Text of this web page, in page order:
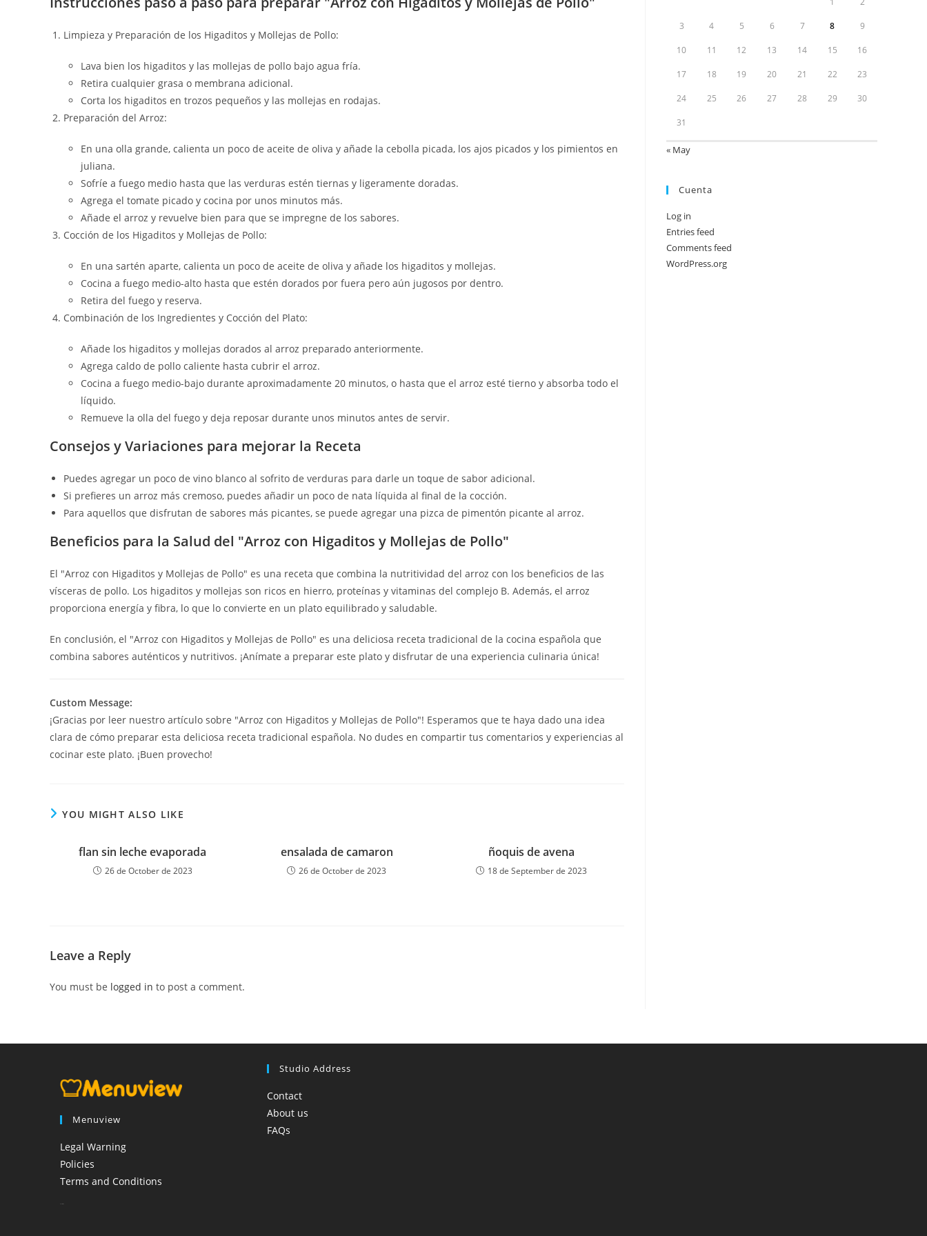
Limpieza y Preparación de los Higaditos y Mollejas de Pollo:
Lava bien los higaditos y las mollejas de pollo bajo agua fría.
Retira cualquier grasa o membrana adicional.
Corta los higaditos en trozos pequeños y las mollejas en rodajas.
Preparación del Arroz:
En una olla grande, calienta un poco de aceite de oliva y añade la cebolla picada, los ajos picados y los pimientos en
juliana.
Sofríe a fuego medio hasta que las verduras estén tiernas y ligeramente doradas.
Agrega el tomate picado y cocina por unos minutos más.
Añade el arroz y revuelve bien para que se impregne de los sabores.
Cocción de los Higaditos y Mollejas de Pollo:
En una sartén aparte, calienta un poco de aceite de oliva y añade los higaditos y mollejas.
Cocina a fuego medio-alto hasta que estén dorados por fuera pero aún jugosos por dentro.
Retira del fuego y reserva.
Combinación de los Ingredientes y Cocción del Plato:
Añade los higaditos y mollejas dorados al arroz preparado anteriormente.
Agrega caldo de pollo caliente hasta cubrir el arroz.
Cocina a fuego medio-bajo durante aproximadamente 20 minutos, o hasta que el arroz esté tierno y absorba todo el
líquido.
Remueve la olla del fuego y deja reposar durante unos minutos antes de servir.
Consejos y Variaciones para mejorar la Receta
Puedes agregar un poco de vino blanco al sofrito de verduras para darle un toque de sabor adicional.
Si prefieres un arroz más cremoso, puedes añadir un poco de nata líquida al final de la cocción.
Para aquellos que disfrutan de sabores más picantes, se puede agregar una pizca de pimentón picante al arroz.
Beneficios para la Salud del "Arroz con Higaditos y Mollejas de Pollo"
El "Arroz con Higaditos y Mollejas de Pollo" es una receta que combina la nutritividad del arroz con los beneficios de las
vísceras de pollo. Los higaditos y mollejas son ricos en hierro, proteínas y vitaminas del complejo B. Además, el arroz
proporciona energía y fibra, lo que lo convierte en un plato equilibrado y saludable.
En conclusión, el "Arroz con Higaditos y Mollejas de Pollo" es una deliciosa receta tradicional de la cocina española que
combina sabores auténticos y nutritivos. ¡Anímate a preparar este plato y disfrutar de una experiencia culinaria única!
Custom Message:
¡Gracias por leer nuestro artículo sobre "Arroz con Higaditos y Mollejas de Pollo"! Esperamos que te haya dado una idea
clara de cómo preparar esta deliciosa receta tradicional española. No dudes en compartir tus comentarios y experiencias al
cocinar este plato. ¡Buen provecho!
YOU MIGHT ALSO LIKE
flan sin leche evaporada
26 de October de 2023
ensalada de camaron
26 de October de 2023
ñoquis de avena
18 de September de 2023
Leave a Reply
You must be logged in to post a comment.
3 4 5 6 7 8 9
10 11 12 13 14 15 16
17 18 19 20 21 22 23
24 25 26 27 28 29 30
31
« May
Cuenta
Log in
Entries feed
Comments feed
WordPress.org
Menuview
Legal Warning
Policies
Terms and Conditions
Studio Address
Contact
About us
FAQs